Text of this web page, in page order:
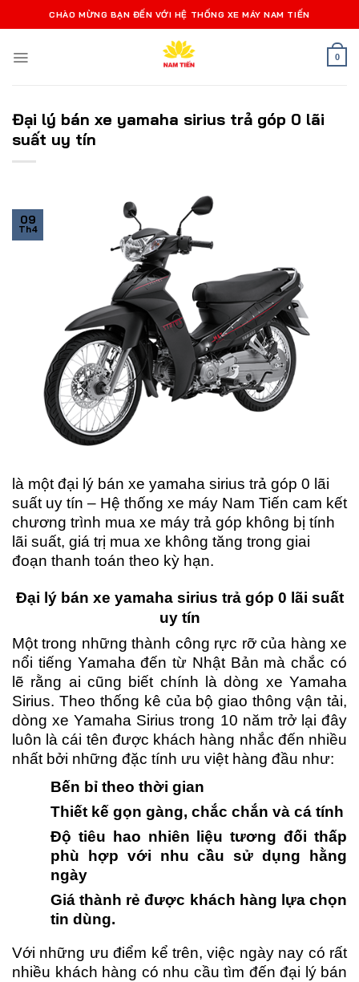
qua
dung
CHÀO MỪNG BẠN ĐẾN VỚI HỆ THỐNG XE MÁY NAM TIẾN
0
Đại lý bán xe yamaha sirius trả góp 0 lãi
suất uy tín
09
Th4
là một đại lý bán xe yamaha sirius trả góp 0 lãi
suất uy tín – Hệ thống xe máy Nam Tiến cam kết
chương trình mua xe máy trả góp không bị tính
lãi suất, giá trị mua xe không tăng trong giai
đoạn thanh toán theo kỳ hạn.
Đại lý bán xe yamaha sirius trả góp 0 lãi suất
uy tín
Một trong những thành công rực rỡ của hàng xe
nổi tiếng Yamaha đến từ Nhật Bản mà chắc có
lẽ rằng ai cũng biết chính là dòng xe Yamaha
Sirius. Theo thống kê của bộ giao thông vận tải,
dòng xe Yamaha Sirius trong 10 năm trở lại đây
luôn là cái tên được khách hàng nhắc đến nhiều
nhất bởi những đặc tính ưu việt hàng đầu như:
Bến bỉ theo thời gian
Thiết kế gọn gàng, chắc chắn và cá tính
Độ tiêu hao nhiên liệu tương đối thấp
phù hợp với nhu cầu sử dụng hằng
ngày
Giá thành rẻ được khách hàng lựa chọn
tin dùng.
Với những ưu điểm kể trên, việc ngày nay có rất
nhiều khách hàng có nhu cầu tìm đến đại lý bán